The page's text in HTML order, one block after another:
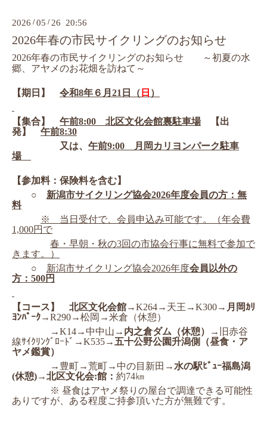
2026 /05 / 26 20:56
2026年春の市民サイクリングのお知らせ
2026年春の市民サイクリングのお知らせ
～初夏の水
郷、アヤメのお花畑を訪ねて～
【期日】 令和8年 ６ 月 21日（ 日 ）
【集合】 午前8:00 北区文化会館裏駐車場
【出
発】 午前8:30
又は、 午前9:00　月岡カリヨンパーク駐車
場
【参加料：保険料を含む】
○ 新潟市サイクリング協会2026年度会員の方：無
料
※　当日受付で、会員申込み可能です。（年会費
1,000円で
春・早朝・秋の3回の市協会行事に無料で参加で
きます。）
○
新潟市サイクリング協会2026年度会員以外の
方： 500円
【コース】 北区文化会館→K264→天王→K300→ 月岡ｶﾘ
ﾖﾝﾊﾟｰｸ→R290→松岡→米倉（休憩）
→K14→中中山→ 内之倉ダム（休憩） → 旧赤谷
線ｻｲｸﾘﾝｸﾞﾛｰﾄﾞ →K535→ 五十公野公園升潟側（昼食・ア
ヤメ鑑賞）
→豊町→荒町→中の目新田→ 水の駅ﾋﾞｭｰ福島潟
(休憩)→北区文化会:館： 約74㎞
※ 昼食はアヤメ祭りの屋台で調達できる可能性
ありですが、ある程度ご持参頂いた方が無難です。